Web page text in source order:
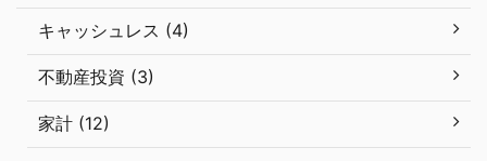
キャッシュレス (4)
不動産投資 (3)
家計 (12)